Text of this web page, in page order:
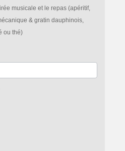
musicale et le repas (apéritif,
& gratin dauphinois,
ou thé)